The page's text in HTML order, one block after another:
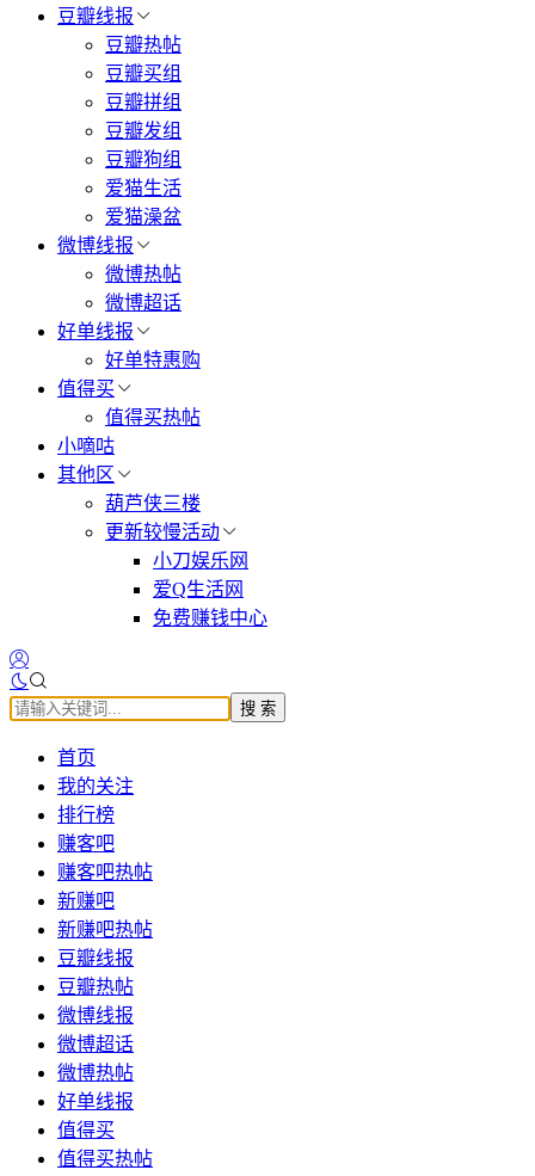
豆瓣线报
豆瓣热帖
豆瓣买组
豆瓣拼组
豆瓣发组
豆瓣狗组
爱猫生活
爱猫澡盆
微博线报
微博热帖
微博超话
好单线报
好单特惠购
值得买
值得买热帖
小嘀咕
其他区
葫芦侠三楼
更新较慢活动
小刀娱乐网
爱Q生活网
免费赚钱中心
搜 索
首页
我的关注
排行榜
赚客吧
赚客吧热帖
新赚吧
新赚吧热帖
豆瓣线报
豆瓣热帖
微博线报
微博超话
微博热帖
好单线报
值得买
值得买热帖